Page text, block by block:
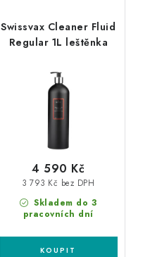
Swissvax Cleaner Fluid
Regular 1L leštěnka
Skladem do 3
pracovních dní
3 793 Kč bez DPH
4 590 Kč